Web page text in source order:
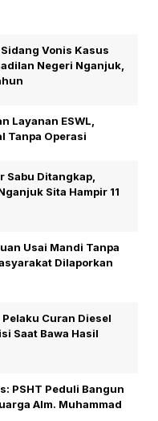
Vonis Kasus
Negeri Nganjuk,
Layanan ESWL,
Tanpa Operasi
Sabu Ditangkap,
Sita Hampir 11
Usai Mandi Tanpa
Dilaporkan
Curan Diesel
Saat Bawa Hasil
PSHT Peduli Bangun
Alm. Muhammad